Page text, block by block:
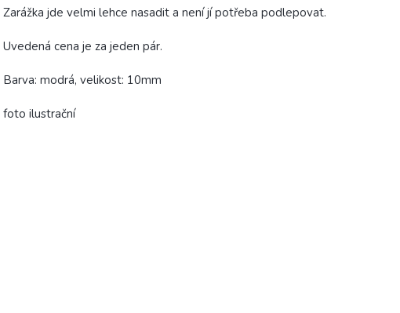
Zarážka jde velmi lehce nasadit a není jí potřeba podlepovat.
Uvedená cena je za jeden pár.
Barva: modrá, velikost: 10mm
foto ilustrační